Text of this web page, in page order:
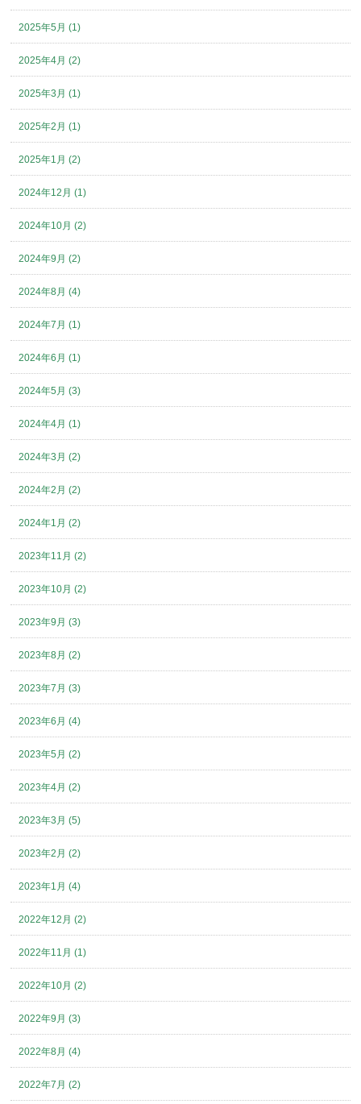
2025年5月 (1)
2025年4月 (2)
2025年3月 (1)
2025年2月 (1)
2025年1月 (2)
2024年12月 (1)
2024年10月 (2)
2024年9月 (2)
2024年8月 (4)
2024年7月 (1)
2024年6月 (1)
2024年5月 (3)
2024年4月 (1)
2024年3月 (2)
2024年2月 (2)
2024年1月 (2)
2023年11月 (2)
2023年10月 (2)
2023年9月 (3)
2023年8月 (2)
2023年7月 (3)
2023年6月 (4)
2023年5月 (2)
2023年4月 (2)
2023年3月 (5)
2023年2月 (2)
2023年1月 (4)
2022年12月 (2)
2022年11月 (1)
2022年10月 (2)
2022年9月 (3)
2022年8月 (4)
2022年7月 (2)